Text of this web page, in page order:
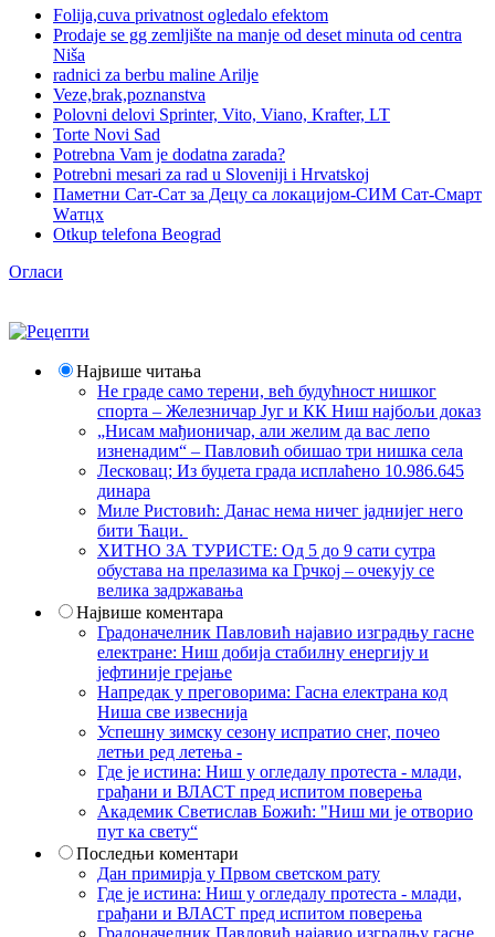
Folija,cuva privatnost ogledalo efektom
Prodaje se gg zemljište na manje od deset minuta od centra
Niša
radnici za berbu maline Arilje
Veze,brak,poznanstva
Polovni delovi Sprinter, Vito, Viano, Krafter, LT
Torte Novi Sad
Potrebna Vam je dodatna zarada?
Potrebni mesari za rad u Sloveniji i Hrvatskoj
Паметни Сат-Сат за Децу са локацијом-СИМ Сат-Смарт
Wатцх
Otkup telefona Beograd
Огласи
Највише читања
Не граде само терени, већ будућност нишког
спорта – Железничар Југ и КК Ниш најбољи доказ
„Нисам мађионичар, али желим да вас лепо
изненадим“ – Павловић обишао три нишка села
Лесковац; Из буџета града исплаћено 10.986.645
динара
Миле Ристовић: Данас нема ничег јаднијег него
бити Ћаци.
ХИТНО ЗА ТУРИСТЕ: Од 5 до 9 сати сутра
обустава на прелазима ка Грчкој – очекују се
велика задржавања
Највише коментара
Градоначелник Павловић најавио изградњу гасне
електране: Ниш добија стабилну енергију и
јефтиније грејање
Напредак у преговорима: Гасна електрана код
Ниша све извеснија
Успешну зимску сезону испратио снег, почео
летњи ред летења -
Где је истина: Ниш у огледалу протеста - млади,
грађани и ВЛАСТ пред испитом поверења
Академик Светислав Божић: "Ниш ми је отворио
пут ка свету“
Последњи коментари
Дан примирја у Првом светском рату
Где је истина: Ниш у огледалу протеста - млади,
грађани и ВЛАСТ пред испитом поверења
Градоначелник Павловић најавио изградњу гасне